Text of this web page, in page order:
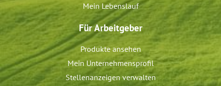
Mein Lebenslauf
Für Arbeitgeber
Produkte ansehen
Mein Unternehmensprofil
Stellenanzeigen verwalten